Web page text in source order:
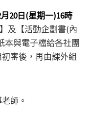
20日(星期一)16時
及【活動企劃書(內
本與電子檔給各社團
審後，再由課外組
師。